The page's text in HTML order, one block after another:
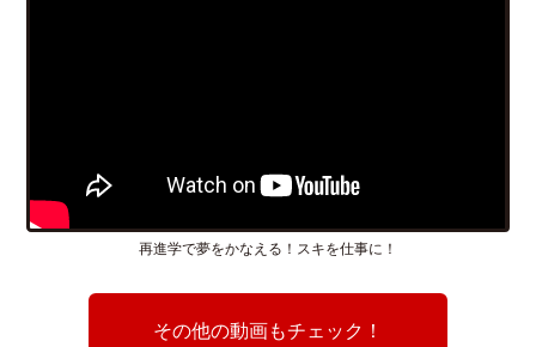
再進学で夢をかなえる！スキを仕事に！
その他の動画もチェック！